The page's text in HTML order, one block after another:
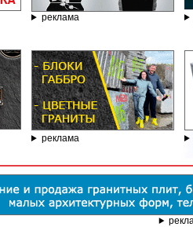
реклама
реклама